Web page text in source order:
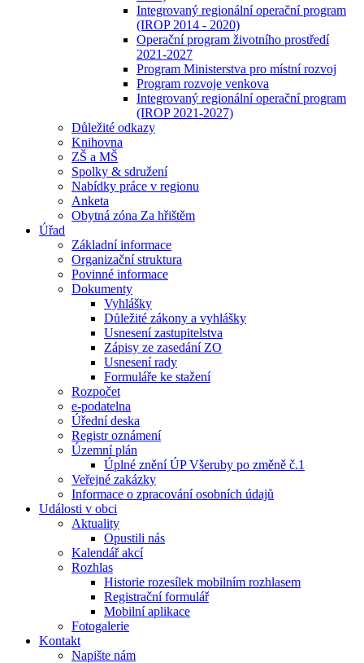
Integrovaný regionální operační program
(IROP 2014 - 2020)
Operační program životního prostředí
2021-2027
Program Ministerstva pro místní rozvoj
Program rozvoje venkova
Integrovaný regionální operační program
(IROP 2021-2027)
Důležité odkazy
Knihovna
ZŠ a MŠ
Spolky & sdružení
Nabídky práce v regionu
Anketa
Obytná zóna Za hřištěm
Úřad
Základní informace
Organizační struktura
Povinné informace
Dokumenty
Vyhlášky
Důležité zákony a vyhlášky
Usnesení zastupitelstva
Zápisy ze zasedání ZO
Usnesení rady
Formuláře ke stažení
Rozpočet
e-podatelna
Úřední deska
Registr oznámení
Územní plán
Úplné znění ÚP Všeruby po změně č.1
Veřejné zakázky
Informace o zpracování osobních údajů
Události v obci
Aktuality
Opustili nás
Kalendář akcí
Rozhlas
Historie rozesílek mobilním rozhlasem
Registrační formulář
Mobilní aplikace
Fotogalerie
Kontakt
Napište nám